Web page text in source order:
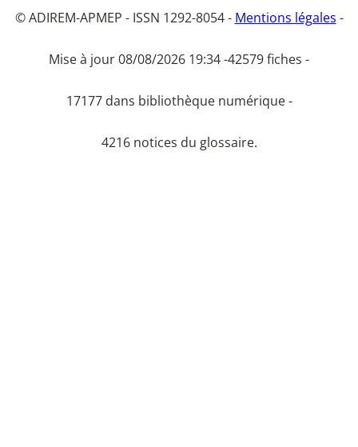
© ADIREM-APMEP - ISSN 1292-8054 - Mentions légales -
Mise à jour 08/08/2026 19:34 -42579 fiches -
17177 dans bibliothèque numérique -
4216 notices du glossaire.